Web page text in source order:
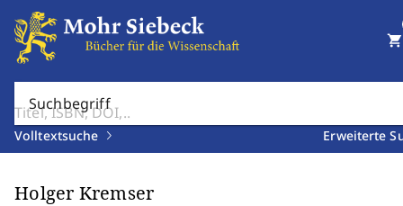
Suchbegriff
Volltextsuche Erweiterte
shopping_cart
Holger Kremser